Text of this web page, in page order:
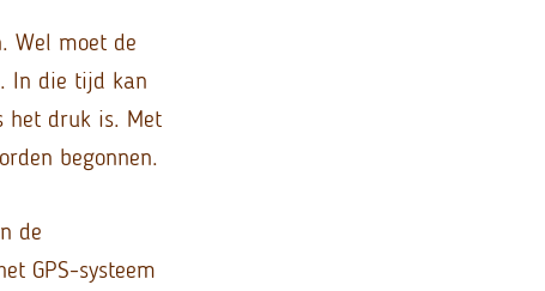
Wel moet de
In die tijd kan
het druk is. Met
begonnen.
de
GPS-systeem